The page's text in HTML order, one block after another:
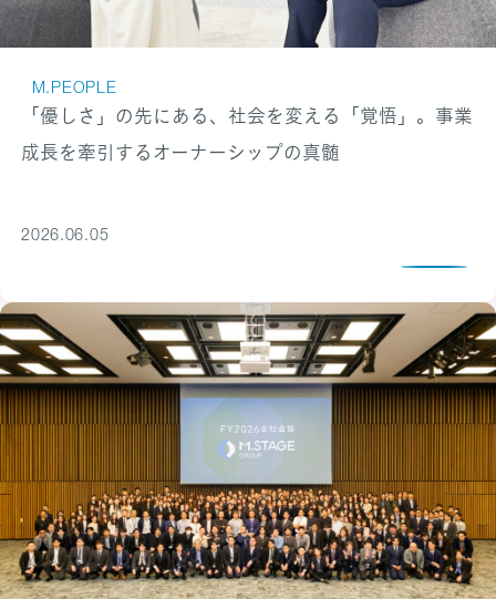
M.PEOPLE
「優しさ」の先にある、社会を変える「覚悟」。事業
成長を牽引するオーナーシップの真髄
2026.06.05